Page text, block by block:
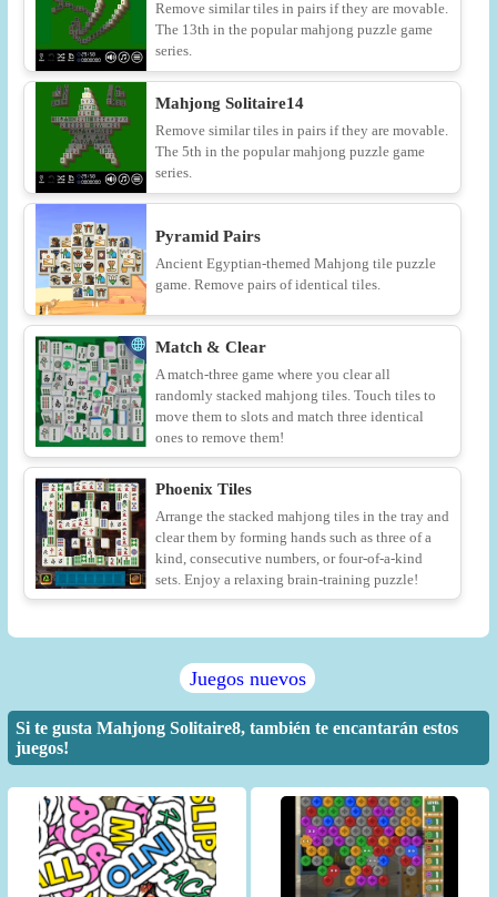
Remove similar tiles in pairs if they are movable.
The 13th in the popular mahjong puzzle game
series.
Mahjong Solitaire14
Remove similar tiles in pairs if they are movable.
The 5th in the popular mahjong puzzle game
series.
Pyramid Pairs
Ancient Egyptian-themed Mahjong tile puzzle
game. Remove pairs of identical tiles.
Match & Clear
A match-three game where you clear all
randomly stacked mahjong tiles. Touch tiles to
move them to slots and match three identical
ones to remove them!
Phoenix Tiles
Arrange the stacked mahjong tiles in the tray and
clear them by forming hands such as three of a
kind, consecutive numbers, or four-of-a-kind
sets. Enjoy a relaxing brain-training puzzle!
Juegos nuevos
Si te gusta Mahjong Solitaire8, también te encantarán estos
juegos!